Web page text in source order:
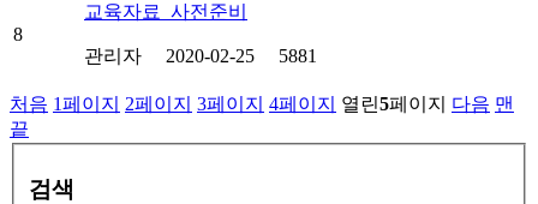
8
교육자료_사전준비
관리자 2020-02-25 5881
처음 1페이지 2페이지 3페이지 4페이지 열린5페이지 다음 맨
끝
검색